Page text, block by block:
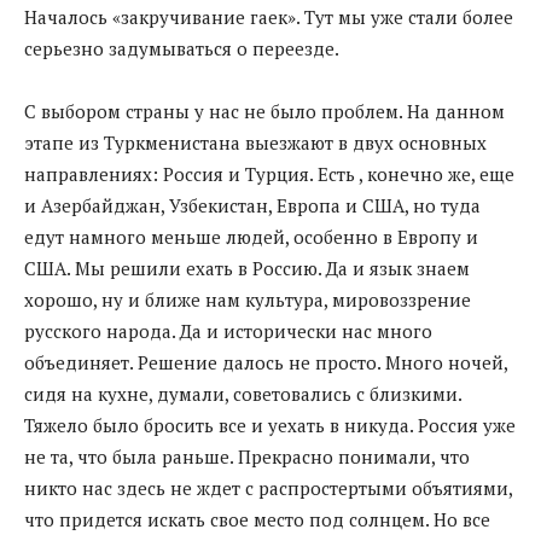
Началось «закручивание гаек». Тут мы уже стали более
серьезно задумываться о переезде.
С выбором страны у нас не было проблем. На данном
этапе из Туркменистана выезжают в двух основных
направлениях: Россия и Турция. Есть , конечно же, еще
и Азербайджан, Узбекистан, Европа и США, но туда
едут намного меньше людей, особенно в Европу и
США. Мы решили ехать в Россию. Да и язык знаем
хорошо, ну и ближе нам культура, мировоззрение
русского народа. Да и исторически нас много
объединяет. Решение далось не просто. Много ночей,
сидя на кухне, думали, советовались с близкими.
Тяжело было бросить все и уехать в никуда. Россия уже
не та, что была раньше. Прекрасно понимали, что
никто нас здесь не ждет с распростертыми объятиями,
что придется искать свое место под солнцем. Но все